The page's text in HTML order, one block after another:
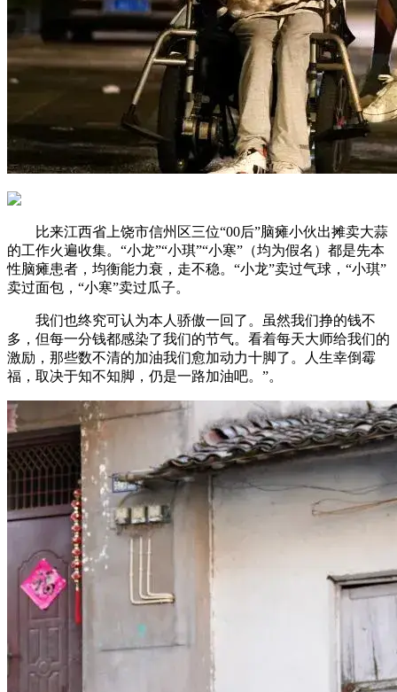
比来江西省上饶市信州区三位“00后”脑瘫小伙出摊卖大蒜
的工作火遍收集。“小龙”“小琪”“小寒”（均为假名）都是先本
性脑瘫患者，均衡能力衰，走不稳。“小龙”卖过气球，“小琪”
卖过面包，“小寒”卖过瓜子。
我们也终究可认为本人骄傲一回了。虽然我们挣的钱不
多，但每一分钱都感染了我们的节气。看着每天大师给我们的
激励，那些数不清的加油我们愈加动力十脚了。人生幸倒霉
福，取决于知不知脚，仍是一路加油吧。”。